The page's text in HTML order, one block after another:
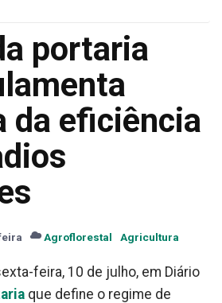
portaria
da eficiência
Agroflorestal Agricultura
feira, 10 de julho, em Diário
que define o regime de